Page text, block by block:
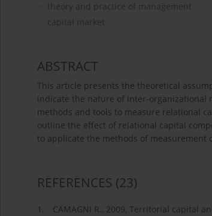
theory and practice of management
capital market
ABSTRACT
This article presents the theoretical
indicate the nature of inter-organizational
methods and tools to measure relational
outline the effect of relational capital
to applicate the methods of measurement
REFERENCES (23)
1.
CAMAGNI R., 2009, Territorial capital